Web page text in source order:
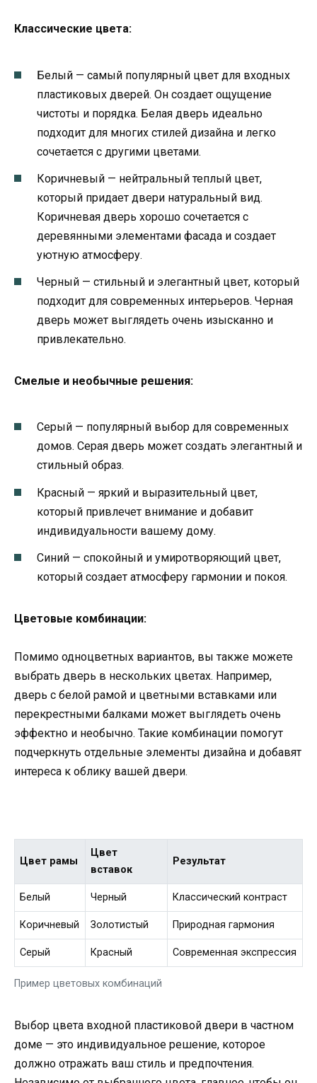
Классические цвета:
Белый — самый популярный цвет для входных
пластиковых дверей. Он создает ощущение
чистоты и порядка. Белая дверь идеально
подходит для многих стилей дизайна и легко
сочетается с другими цветами.
Коричневый — нейтральный теплый цвет,
который придает двери натуральный вид.
Коричневая дверь хорошо сочетается с
деревянными элементами фасада и создает
уютную атмосферу.
Черный — стильный и элегантный цвет, который
подходит для современных интерьеров. Черная
дверь может выглядеть очень изысканно и
привлекательно.
Смелые и необычные решения:
Серый — популярный выбор для современных
домов. Серая дверь может создать элегантный и
стильный образ.
Красный — яркий и выразительный цвет,
который привлечет внимание и добавит
индивидуальности вашему дому.
Синий — спокойный и умиротворяющий цвет,
который создает атмосферу гармонии и покоя.
Цветовые комбинации:
Помимо одноцветных вариантов, вы также можете
выбрать дверь в нескольких цветах. Например,
дверь с белой рамой и цветными вставками или
перекрестными балками может выглядеть очень
эффектно и необычно. Такие комбинации помогут
подчеркнуть отдельные элементы дизайна и добавят
интереса к облику вашей двери.
Пример цветовых комбинаций
Цвет рамы
Цвет
вставок
Результат
Белый Черный Классический контраст
Коричневый Золотистый Природная гармония
Серый Красный Современная экспрессия
Выбор цвета входной пластиковой двери в частном
доме — это индивидуальное решение, которое
должно отражать ваш стиль и предпочтения.